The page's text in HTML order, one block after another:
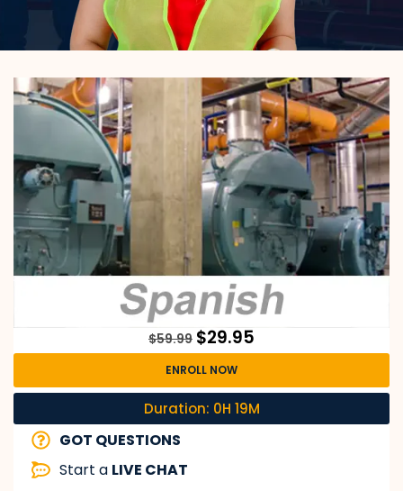
$59.99 $29.95
ENROLL NOW
Duration: 0H 19M
GOT QUESTIONS
Start a LIVE CHAT